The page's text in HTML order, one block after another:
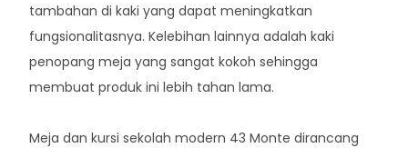
tambahan di kaki yang dapat meningkatkan
fungsionalitasnya. Kelebihan lainnya adalah kaki
penopang meja yang sangat kokoh sehingga
membuat produk ini lebih tahan lama.
Meja dan kursi sekolah modern 43 Monte dirancang